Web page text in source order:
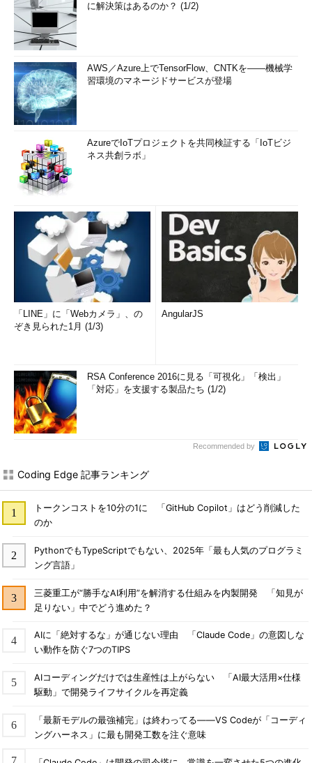
に解決策はあるのか？ (1/2)
AWS／Azure上でTensorFlow、CNTKを――機械学
習環境のマネージドサービスが登場
AzureでIoTプロジェクトを共同検証する「IoTビジ
ネス共創ラボ」
「LINE」に「Webカメラ」、の
ぞき見られた1月 (1/3)
AngularJS
RSA Conference 2016に見る「可視化」「検出」
「対応」を支援する製品たち (1/2)
Recommended by
Coding Edge 記事ランキング
トークンコストを10分の1に 「GitHub Copilot」はどう削減した
のか
PythonでもTypeScriptでもない、2025年「最も人気のプログラミ
ング言語」
三菱重工が“勝手なAI利用”を解消する仕組みを内製開発 「知見が
足りない」中でどう進めた？
AIに「絶対するな」が通じない理由 「Claude Code」の意図しな
い動作を防ぐ7つのTIPS
AIコーディングだけでは生産性は上がらない 「AI最大活用×仕様
駆動」で開発ライフサイクルを再定義
「最新モデルの最強補完」は終わってる――VS Codeが「コーディ
ングハーネス」に最も開発工数を注ぐ意味